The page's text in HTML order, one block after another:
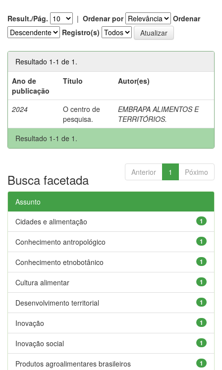
Result./Pág. | Ordenar por
Ordenar
Registro(s)
Resultado 1-1 de 1.
Ano de
publicação
Título Autor(es)
2024
O centro de
pesquisa.
EMBRAPA ALIMENTOS E
TERRITÓRIOS.
Resultado 1-1 de 1.
Anterior 1 Póximo
Busca facetada
Assunto
1
Cidades e alimentação
1
Conhecimento antropológico
1
Conhecimento etnobotânico
1
Cultura alimentar
1
Desenvolvimento territorial
1
Inovação
1
Inovação social
1
Produtos agroalimentares brasileiros